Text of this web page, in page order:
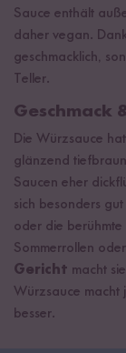
Sauce enthält
daher vegan.
geschmacklich,
Teller.
Geschmack
Die Würzsauce
glänzend
Saucen eher
sich besonders gut
oder die berühmte
Sommerrollen
Gericht macht
Würzsauce macht
besser.